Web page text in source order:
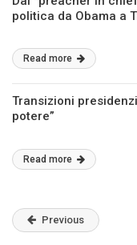
politica da Obama a
Read more
Transizioni
potere”
Read more
Previous